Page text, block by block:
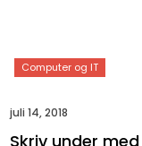
juli 14, 2018
Skriv under